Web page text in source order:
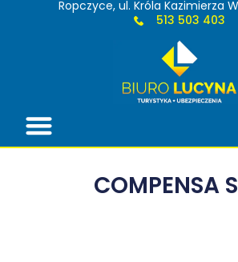
Ropczyce, ul. Króla Kazimierza
513 503 403
COMPENSA